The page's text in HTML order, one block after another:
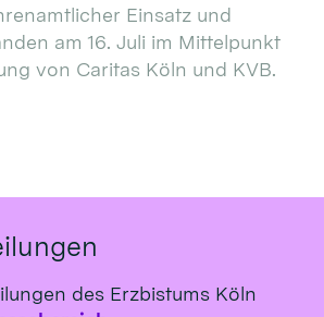
Einsatz und
am 16. Juli im Mittelpunkt
von Caritas Köln und KVB.
des Erzbistums Köln